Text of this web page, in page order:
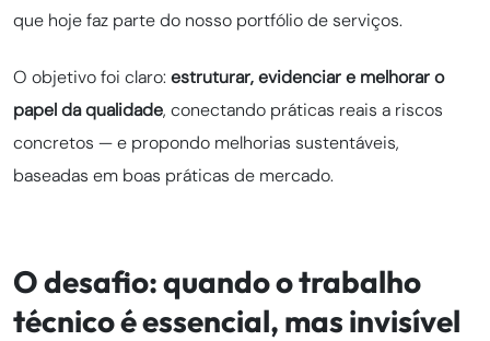
que hoje faz parte do nosso portfólio de serviços.
O objetivo foi claro:estruturar, evidenciar e melhorar o
papel da qualidade, conectando práticas reais a riscos
concretos — e propondo melhorias sustentáveis,
baseadas em boas práticas de mercado.
O desafio: quando o trabalho
técnico é essencial, mas invisível